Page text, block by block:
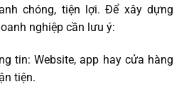
chóng, tiện lợi. Để xây dựng
nghiệp cần lưu ý:
tin: Website, app hay cửa hàng
tiện.